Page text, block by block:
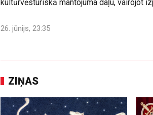
kultūrvēsturiskā mantojuma daļu, vairojot
26. jūnijs, 23:35
ZIŅAS